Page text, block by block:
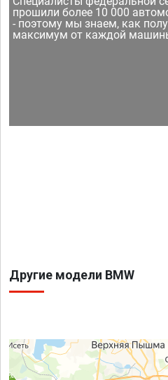
прошили более 10 000
- поэтому мы знаем, как
максимум от каждой
Другие модели BMW